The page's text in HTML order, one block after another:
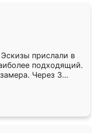
прислали в
подходящий.
Через 3
Остались
Ренессанс
работу!